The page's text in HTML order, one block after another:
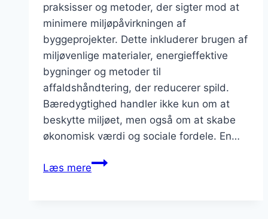
praksisser og metoder, der sigter mod at
minimere miljøpåvirkningen af
byggeprojekter. Dette inkluderer brugen af
miljøvenlige materialer, energieffektive
bygninger og metoder til
affaldshåndtering, der reducerer spild.
Bæredygtighed handler ikke kun om at
beskytte miljøet, men også om at skabe
økonomisk værdi og sociale fordele. En…
Læs mereHvad